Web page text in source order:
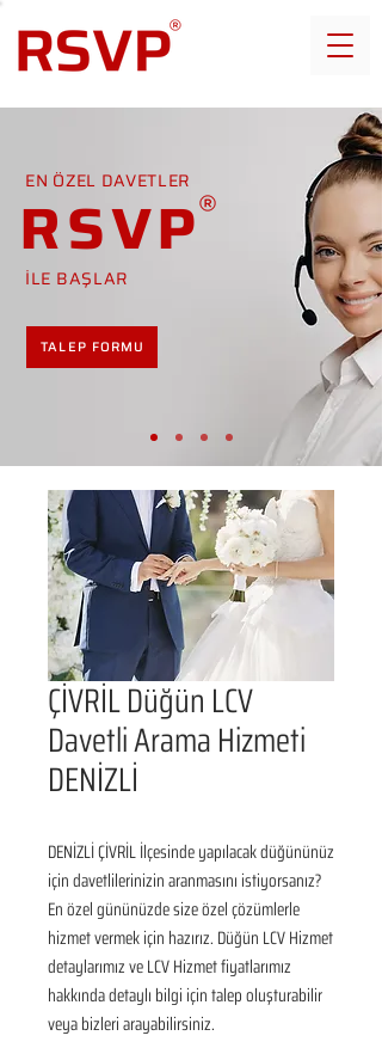
EN ÖZEL DAVETLER
RSVP
İLE BAŞLAR
TALEP FORMU
ÇİVRİL Düğün LCV
Davetli Arama Hizmeti
DENİZLİ
DENİZLİ ÇİVRİL İlçesinde yapılacak düğününüz
için davetlilerinizin aranmasını istiyorsanız?
En özel gününüzde size özel çözümlerle
hizmet vermek için hazırız. Düğün LCV Hizmet
detaylarımız ve LCV Hizmet fiyatlarımız
hakkında detaylı bilgi için talep oluşturabilir
veya bizleri arayabilirsiniz.